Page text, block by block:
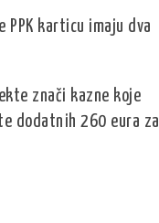
PPK karticu imaju dva
znači kazne koje
dodatnih 260 eura za